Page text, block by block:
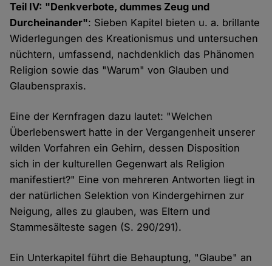
Teil IV: "Denkverbote, dummes Zeug und
Durcheinander": Sieben Kapitel bieten u. a. brillante
Widerlegungen des Kreationismus und untersuchen
nüchtern, umfassend, nachdenklich das Phänomen
Religion sowie das "Warum" von Glauben und
Glaubenspraxis.
Eine der Kernfragen dazu lautet: "Welchen
Überlebenswert hatte in der Vergangenheit unserer
wilden Vorfahren ein Gehirn, dessen Disposition
sich in der kulturellen Gegenwart als Religion
manifestiert?" Eine von mehreren Antworten liegt in
der natürlichen Selektion von Kindergehirnen zur
Neigung, alles zu glauben, was Eltern und
Stammesälteste sagen (S. 290/291).
Ein Unterkapitel führt die Behauptung, "Glaube" an